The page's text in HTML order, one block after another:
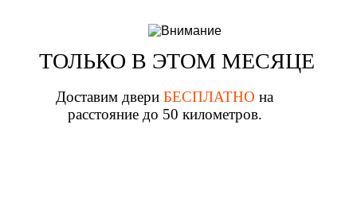
ТОЛЬКО В ЭТОМ МЕСЯЦЕ
Доставим двери БЕСПЛАТНО на
расстояние до 50 километров.